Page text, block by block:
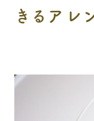
きるアレ